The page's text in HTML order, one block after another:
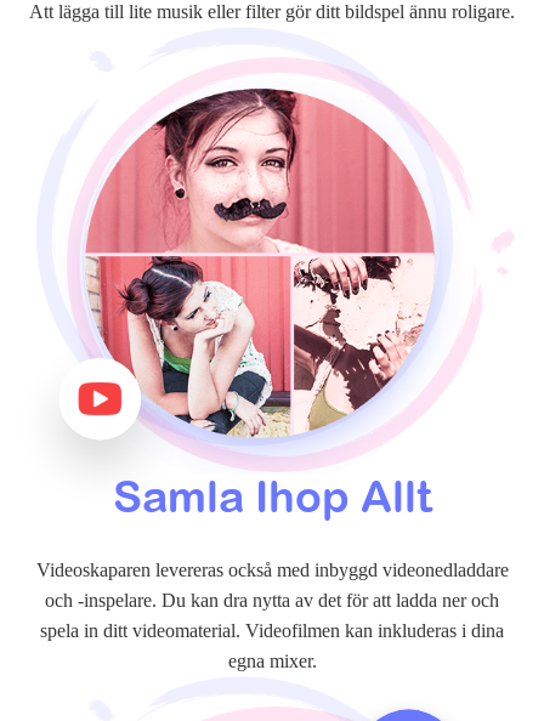
Att lägga till lite musik eller filter gör ditt bildspel ännu roligare.
Samla Ihop Allt
Videoskaparen levereras också med inbyggd videonedladdare
och -inspelare. Du kan dra nytta av det för att ladda ner och
spela in ditt videomaterial. Videofilmen kan inkluderas i dina
egna mixer.